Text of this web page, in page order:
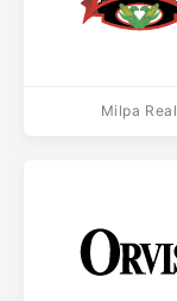
Milpa Real